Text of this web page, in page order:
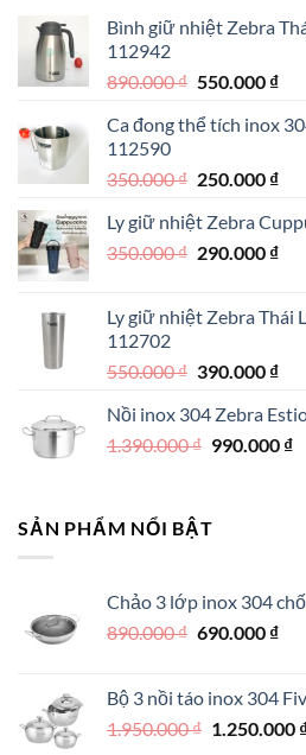
Bình giữ nhiệt Zebra
112942
890.000₫ Giá
là:
550.000 ₫Giá
tại
Ca đong thể tích inox
112590
350.000₫ Giá
là:
350.000 ₫.
250.000 ₫Giá
tại
là:
Ly giữ nhiệt Zebra
350.000₫ Giá
350.000 ₫.
290.000 ₫Giá
là:
Ly giữ nhiệt Zebra Thái
112702
550.000₫ Giá
là:
550.000 ₫.
390.000 ₫Giá
tại
là:
Nồi inox 304 Zebra
1.390.000₫ Giá
1.390.000 ₫.
990.000 ₫
SẢN PHẨM NỔI BẬT
Chảo 3 lớp inox 304
890.000₫ Giá
890.000 ₫.
690.000 ₫Giá
là:
Bộ 3 nồi táo inox 304
1.950.000₫ Giá
1.250.000